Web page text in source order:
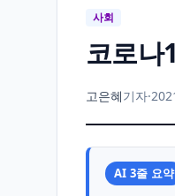
사회
코로나
고은혜기자·
AI 3줄 요약